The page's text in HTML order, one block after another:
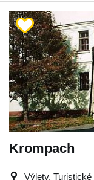
Krompach
Výlety, Turistické